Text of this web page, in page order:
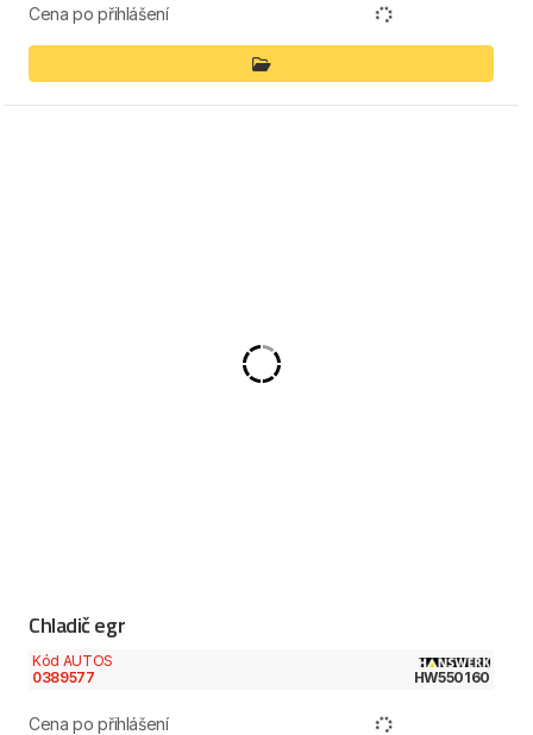
Cena po přihlášení
Chladič egr
Kód AUTOS
0389577
HW550160
Cena po přihlášení